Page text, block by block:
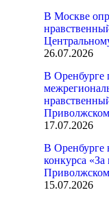
В Москве
26.07.2026
В Оренбурге
17.07.2026
В Оренбурге
конкурса
15.07.2026